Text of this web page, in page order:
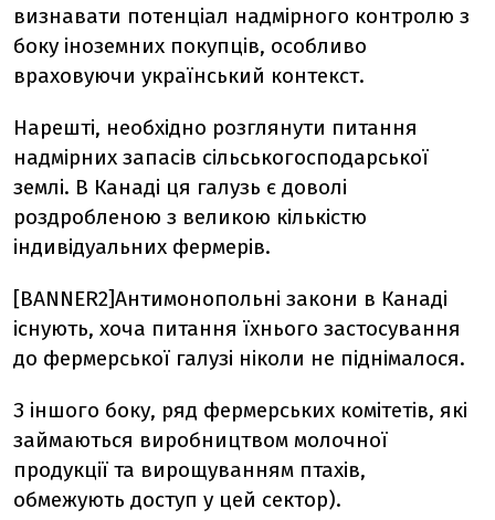
визнавати потенціал надмірного контролю з
боку іноземних покупців, особливо
враховуючи український контекст.
Нарешті, необхідно розглянути питання
надмірних запасів сільськогосподарської
землі. В Канаді ця галузь є доволі
роздробленою з великою кількістю
індивідуальних фермерів.
[BANNER2]Антимонопольні закони в Канаді
існують, хоча питання їхнього застосування
до фермерської галузі ніколи не піднімалося.
З іншого боку, ряд фермерських комітетів, які
займаються виробництвом молочної
продукції та вирощуванням птахів,
обмежують доступ у цей сектор).